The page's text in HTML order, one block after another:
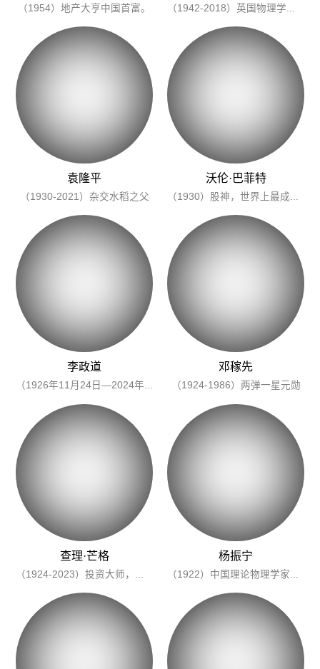
（1954）地产大亨中国首富。
袁隆平
（1930-2021）杂交水稻之父
沃伦·巴菲特
李政道 邓稼先
（1924-1986）两弹一星元勋
查理·芒格 杨振宁